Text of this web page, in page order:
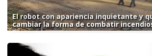
El robot con apariencia inquietante y
cambiar la forma de combatir